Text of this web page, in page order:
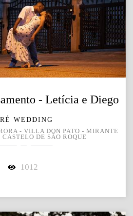
- Letícia e Diego
WEDDING
- VILLA DON PATO - MIRANTE
CASTELO DE SÃO ROQUE
1012